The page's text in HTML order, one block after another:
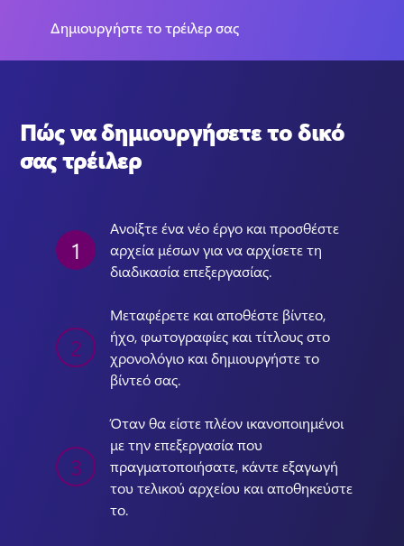
Είσοδος
Δωρεάν δοκιμή
Δημιουργήστε το τρέιλερ σας
Πώς να δημιουργήσετε το δικό
σας τρέιλερ
1
Ανοίξτε ένα νέο έργο και προσθέστε
αρχεία μέσων για να αρχίσετε τη
2
Μεταφέρετε και αποθέστε βίντεο,
ήχο, φωτογραφίες και τίτλους στο
χρονολόγιο και δημιουργήστε το
βίντεό σας.
3
Όταν θα είστε πλέον ικανοποιημένοι
με την επεξεργασία που
πραγματοποιήσατε, κάντε εξαγωγή
του τελικού αρχείου και αποθηκεύστε
το.